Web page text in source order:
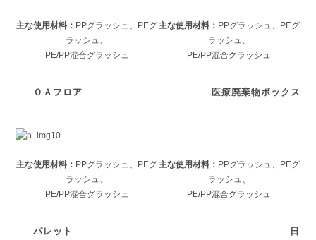
主な使用材料： PPグラッシュ、PEグ
ラッシュ、
PE/PP混合グラッシュ
主な使用材料： PPグラッシュ、PEグ
ラッシュ、
PE/PP混合グラッシュ
ＯＡフロア 医療廃棄物ボックス
主な使用材料： PPグラッシュ、PEグ
ラッシュ、
PE/PP混合グラッシュ
主な使用材料： PPグラッシュ、PEグ
ラッシュ、
PE/PP混合グラッシュ
パレット 日